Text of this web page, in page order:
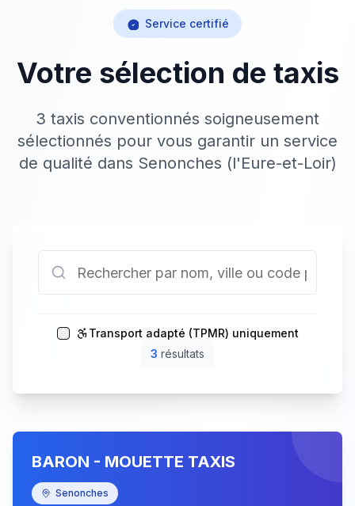
Service certifié
Votre sélection de taxis
3 taxis conventionnés soigneusement
sélectionnés pour vous garantir un service
de qualité dans Senonches (l'Eure-et-Loir)
Transport adapté (TPMR) uniquement
3 résultats
BARON - MOUETTE TAXIS
Senonches